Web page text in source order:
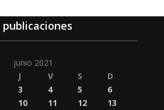
junio 2021
J V S
D
3 4 5
6
10 11 12
13